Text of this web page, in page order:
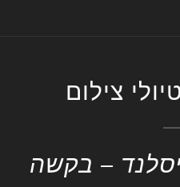
צילום
– בקשה